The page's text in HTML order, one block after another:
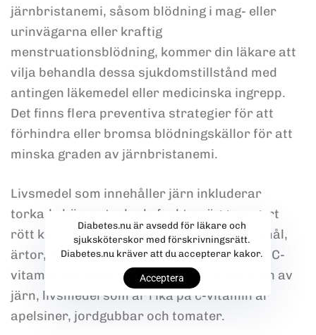
järnbristanemi, såsom blödning i mag- eller
urinvägarna eller kraftig
menstruationsblödning, kommer din läkare att
vilja behandla dessa sjukdomstillstånd med
antingen läkemedel eller medicinska ingrepp.
Det finns flera preventiva strategier för att
förhindra eller bromsa blödningskällor för att
minska graden av järnbristanemi.
Livsmedel som innehåller järn inkluderar
torkade bönor, torkade frukter, ägg, magert
rött kött, lax, järnberikat bröd och spannmål,
ärtor, tofu och mörkgröna bladgrönsaker. C-
vitamin kan bidra till att öka din absorption av
järn, livsmedel som är rika på c-vitamin är
apelsiner, jordgubbar och tomater.
Diabetes.nu är avsedd för läkare och
sjuksköterskor med förskrivningsrätt.
Diabetes.nu kräver att du accepterar kakor.
Acceptera